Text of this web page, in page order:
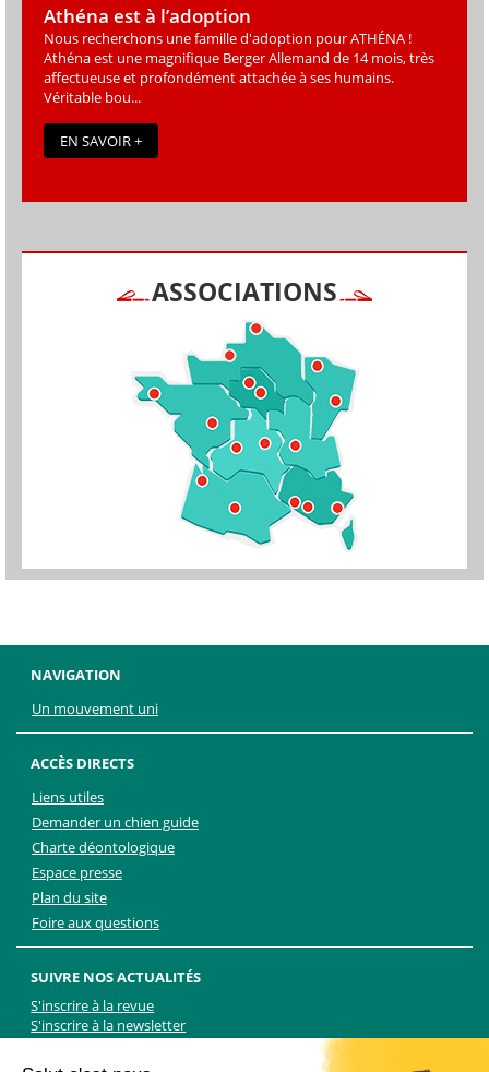
Athéna est à l’adoption
Nous recherchons une famille d'adoption pour ATHÉNA !
Athéna est une magniﬁque Berger Allemand de 14 mois, très
affectueuse et profondément attachée à ses humains.
Véritable bou...
EN SAVOIR +
ASSOCIATIONS
NAVIGATION
Un mouvement uni
ACCÈS DIRECTS
Liens utiles
Demander un chien guide
Charte déontologique
Espace presse
Plan du site
Foire aux questions
SUIVRE NOS ACTUALITÉS
S'inscrire à la revue
S'inscrire à la newsletter
TikTok